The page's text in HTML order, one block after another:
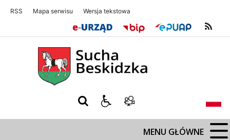
RSS Mapa serwisu Wersja tekstowa
Sucha Beskidzka
MENU GŁÓWNE